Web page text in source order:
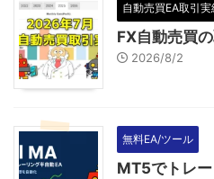
自動売買EA取引実
FX自動売買
2026/8/2
無料EA/ツール
MT5でトレ